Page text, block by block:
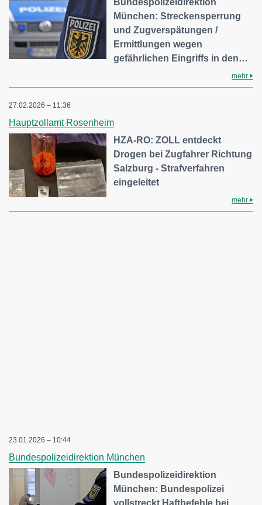
München: Streckensperrung
und Zugverspätungen /
Ermittlungen wegen
gefährlichen Eingriffs in den…
mehr
27.02.2026 – 11:36
Hauptzollamt Rosenheim
HZA-RO: ZOLL entdeckt
Drogen bei Zugfahrer Richtung
Salzburg - Strafverfahren
eingeleitet
mehr
23.01.2026 – 10:44
Bundespolizeidirektion München
Bundespolizeidirektion
München: Bundespolizei
vollstreckt Haftbefehle bei